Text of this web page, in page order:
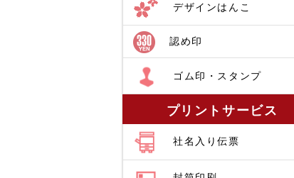
デザインはんこ
認め印
ゴム印・スタンプ
プリントサービス
社名入り伝票